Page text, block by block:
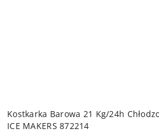
Kostkarka Barowa 21 Kg/24h
ICE MAKERS 872214